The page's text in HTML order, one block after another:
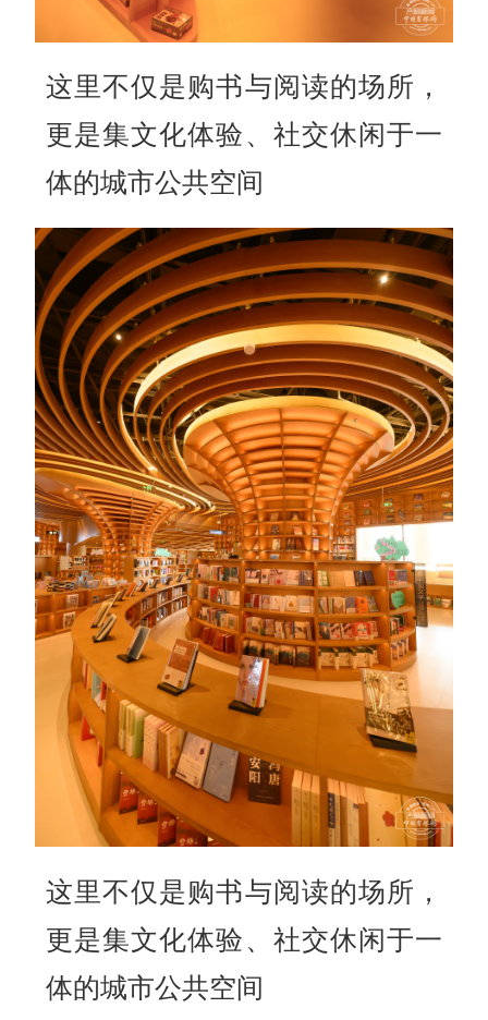
这里不仅是购书与阅读的场所，
更是集文化体验、社交休闲于一
体的城市公共空间
这里不仅是购书与阅读的场所，
更是集文化体验、社交休闲于一
体的城市公共空间